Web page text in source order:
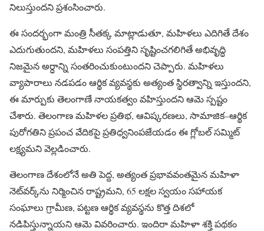
నిలుస్తుందని ప్రశంసించారు.
ఈ సందర్భంగా మంత్రి సీతక్క మాట్లాడుతూ, మహిళలు ఎదిగితే దేశం
ఎదుగుతుందని, మహిళలు సంపత్తిని సృష్టించగలిగితే అభివృద్ధి
నిజమైన అర్ధాన్ని సంతరించుకుంటుందని చెప్పారు. మహిళలు
వ్యాపారాలు నడపడం ఆర్థిక వ్యవస్థకు అత్యంత స్థిరత్వాన్ని ఇస్తుందని,
ఈ మార్పుకు తెలంగాణే నాయకత్వం వహిస్తుందని ఆమె స్పష్టం
చేశారు. తెలంగాణ మహిళల ప్రతిభ, ఆవిష్కరణలు, సామాజిక–ఆర్థిక
పురోగతిని ప్రపంచ వేదికపై ప్రతిధ్వనింపజేయడం ఈ గ్లోబల్ సమ్మిట్
లక్ష్యమని వెల్లడించారు.
తెలంగాణ దేశంలోనే అతి పెద్ద, అత్యంత ప్రభావవంతమైన మహిళా
నెట్‌వర్క్‌ను నిర్మించిన రాష్ట్రమని, 65 లక్షల స్వయం సహాయక
సంఘాలు గ్రామీణ, పట్టణ ఆర్థిక వ్యవస్థను కొత్త దిశలో
నడిపిస్తున్నాయని ఆమె వివరించారు. ఇందిరా మహిళా శక్తి పథకం